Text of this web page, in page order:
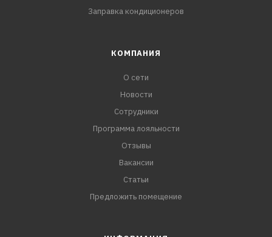
Заправка кондиционеров
КОМПАНИЯ
О сети
Новости
Сотрудники
Программа лояльности
Отзывы
Вакансии
Статьи
Предложить помещение